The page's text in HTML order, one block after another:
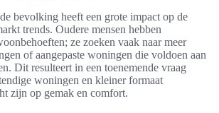
bevolking heeft een grote impact op de
trends. Oudere mensen hebben
ze zoeken vaak naar meer
of aangepaste woningen die voldoen aan
Dit resulteert in een toenemende vraag
woningen en kleiner formaat
zijn op gemak en comfort.